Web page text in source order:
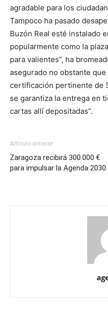
agradable para los
Tampoco ha pasado
Buzón Real esté instalado
popularmente como la
para valientes”, ha
asegurado no obstante
certificación pertinente de
se garantiza la entrega en
cartas allí depositadas”.
Artículo anterior
Zaragoza recibirá 300.000 €
para impulsar la Agenda 2030